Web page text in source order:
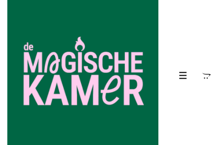
hoofdinhoud
MENU